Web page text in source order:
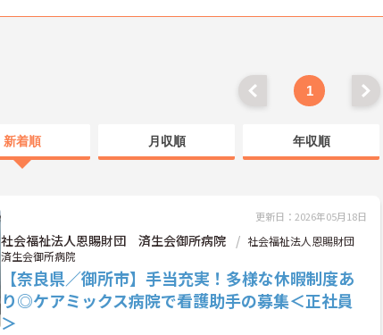
1
新着順 月収順 年収順
更新日：2026年05月18日
社会福祉法人恩賜財団 済生会御所病院
社会福祉法人恩賜財団
済生会御所病院
【奈良県／御所市】手当充実！多様な休暇制度あ
り◎ケアミックス病院で看護助手の募集＜正社員
＞